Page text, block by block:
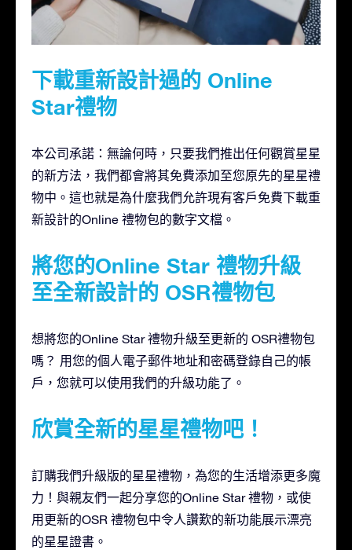
下載重新設計過的 Online
Star禮物
本公司承諾：無論何時，只要我們推出任何觀賞星星
的新方法，我們都會將其免費添加至您原先的星星禮
物中。這也就是為什麼我們允許現有客戶免費下載重
新設計的Online 禮物包的數字文檔。
將您的Online Star 禮物升級
至全新設計的 OSR禮物包
想將您的Online Star 禮物升級至更新的 OSR禮物包
嗎？ 用您的個人電子郵件地址和密碼登錄自己的帳
戶，您就可以使用我們的升級功能了。
欣賞全新的星星禮物吧！
訂購我們升級版的星星禮物，為您的生活增添更多魔
力！與親友們一起分享您的Online Star 禮物，或使
用更新的OSR 禮物包中令人讚歎的新功能展示漂亮
的星星證書。